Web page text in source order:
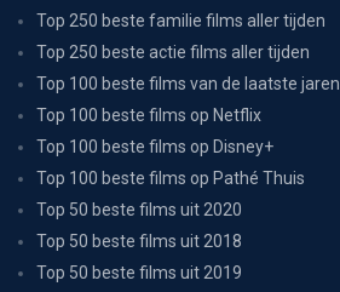
Top 250 beste familie films aller tijden
Top 250 beste actie films aller tijden
Top 100 beste films van de laatste jaren
Top 100 beste films op Netflix
Top 100 beste films op Disney+
Top 100 beste films op Pathé Thuis
Top 50 beste films uit 2020
Top 50 beste films uit 2018
Top 50 beste films uit 2019